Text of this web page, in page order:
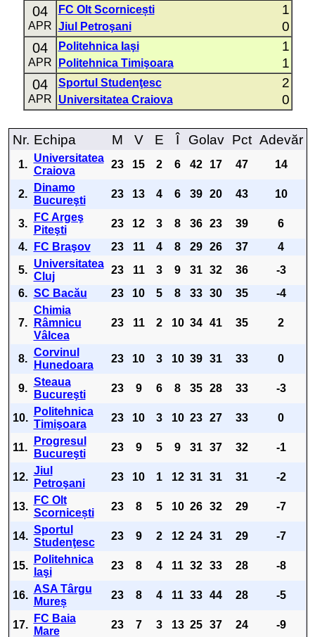
04
APR
FC Olt Scornicești 1
Jiul Petroşani 0
04
APR
Politehnica Iaşi 1
Politehnica Timişoara 1
04
APR
Sportul Studenţesc 2
Universitatea Craiova 0
Nr. Echipa M V E Î Golav Pct Adevăr
1.
Universitatea
Craiova
23 15 2 6 42 17 47 14
2.
Dinamo
Bucureşti
23 13 4 6 39 20 43 10
3.
FC Argeş
Piteşti
23 12 3 8 36 23 39
6
4.
FC Braşov 23 11 4 8 29 26 37
4
5.
Universitatea
Cluj
23 11 3 9 31 32 36
-3
6. SC Bacău 23 10 5 8 33 30 35 -4
7.
Chimia
Râmnicu
Vâlcea
23 11 2 10 34 41 35 2
8.
Corvinul
Hunedoara
23 10 3 10 39 31 33 0
9.
Steaua
Bucureşti
23 9 6 8 35 28 33 -3
10.
Politehnica
Timişoara
23 10 3 10 23 27 33 0
11.
Progresul
Bucureşti
23 9 5 9 31 37 32 -1
12.
Jiul
Petroşani
23 10 1 12 31 31 31 -2
13.
FC Olt
Scornicești
23 8 5 10 26 32 29 -7
14.
Sportul
Studenţesc
23 9 2 12 24 31 29 -7
15.
Politehnica
Iaşi
23 8 4 11 32 33 28 -8
16.
ASA Târgu
Mureș
23 8 4 11 33 44 28 -5
17.
FC Baia
Mare
23 7 3 13 25 37 24 -9